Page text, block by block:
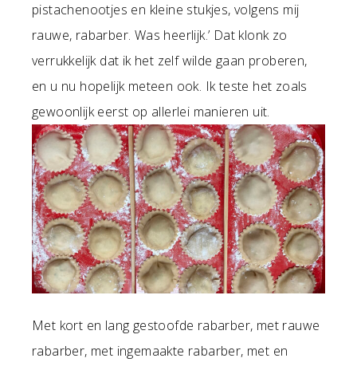
pistachenootjes en kleine stukjes, volgens mij
rauwe, rabarber. Was heerlijk.’ Dat klonk zo
verrukkelijk dat ik het zelf wilde gaan proberen,
en u nu hopelijk meteen ook. Ik teste het zoals
gewoonlijk eerst op allerlei manieren uit.
Met kort en lang gestoofde rabarber, met rauwe
rabarber, met ingemaakte rabarber, met en